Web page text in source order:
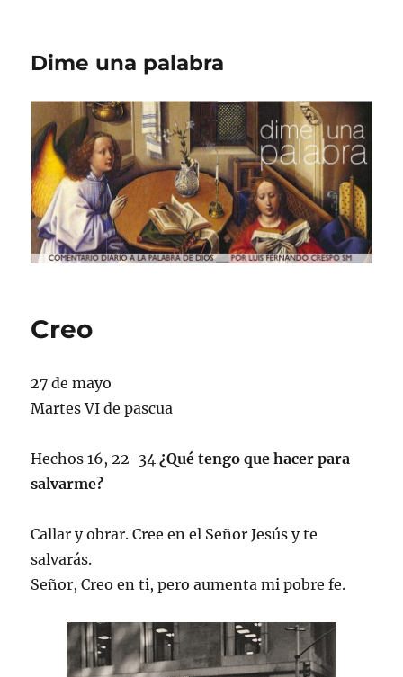
Dime una palabra
Creo
27 de mayo
Martes VI de pascua
Hechos 16, 22-34¿Qué tengo que hacer para
salvarme?
Callar y obrar. Cree en el Señor Jesús y te
salvarás.
Señor, Creo en ti, pero aumenta mi pobre fe.